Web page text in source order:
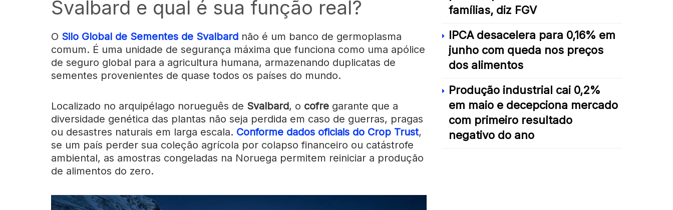
Svalbard e qual é sua função real?
O Silo Global de Sementes de Svalbard não é um banco de germoplasma
comum. É uma unidade de segurança máxima que funciona como uma apólice
de seguro global para a agricultura humana, armazenando duplicatas de
sementes provenientes de quase todos os países do mundo.
Localizado no arquipélago norueguês de Svalbard, o cofre garante que a
diversidade genética das plantas não seja perdida em caso de guerras, pragas
ou desastres naturais em larga escala. Conforme dados oficiais do Crop Trust,
se um país perder sua coleção agrícola por colapso financeiro ou catástrofe
ambiental, as amostras congeladas na Noruega permitem reiniciar a produção
de alimentos do zero.
famílias, diz FGV
IPCA desacelera para 0,16% em
junho com queda nos preços
dos alimentos
Produção industrial cai 0,2%
em maio e decepciona mercado
com primeiro resultado
negativo do ano